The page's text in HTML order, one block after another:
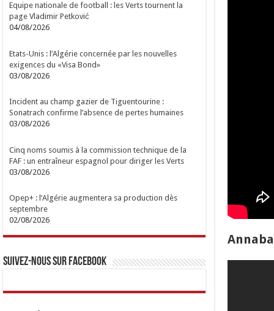
Equipe nationale de football : les Verts tournent la
page Vladimir Petković
04/08/2026
Etats-Unis : l’Algérie concernée par les nouvelles
exigences du «Visa Bond»
03/08/2026
Incident au champ gazier de Tiguentourine :
Sonatrach confirme l’absence de pertes humaines
03/08/2026
Cinq noms soumis à la commission technique de la
FAF : un entraîneur espagnol pour diriger les Verts
03/08/2026
Opep+ : l’Algérie augmentera sa production dès
septembre
02/08/2026
Suivez-nous sur Facebook